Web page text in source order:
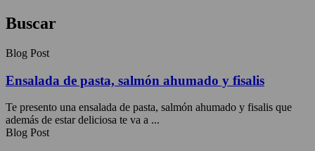
Buscar
Blog Post
Ensalada de pasta, salmón ahumado y fisalis
Te presento una ensalada de pasta, salmón ahumado y fisalis que
además de estar deliciosa te va a ...
Blog Post